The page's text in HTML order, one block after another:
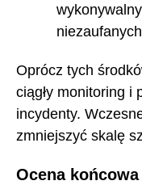
Oprócz tych
ciągły monitoring i
incydenty.
zmniejszyć skalę
Ocena końcowa